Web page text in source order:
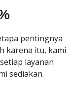
pentingnya
karena itu, kami
layanan
sediakan.